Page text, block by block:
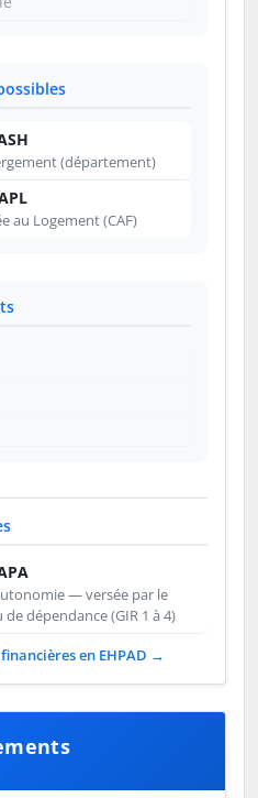
(département)
au Logement (CAF)
— versée par le
dépendance (GIR 1 à 4)
en EHPAD →